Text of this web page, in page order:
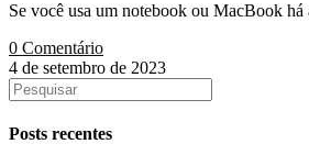
Se você usa um notebook ou MacBook
0 Comentário
4 de setembro de 2023
Posts recentes